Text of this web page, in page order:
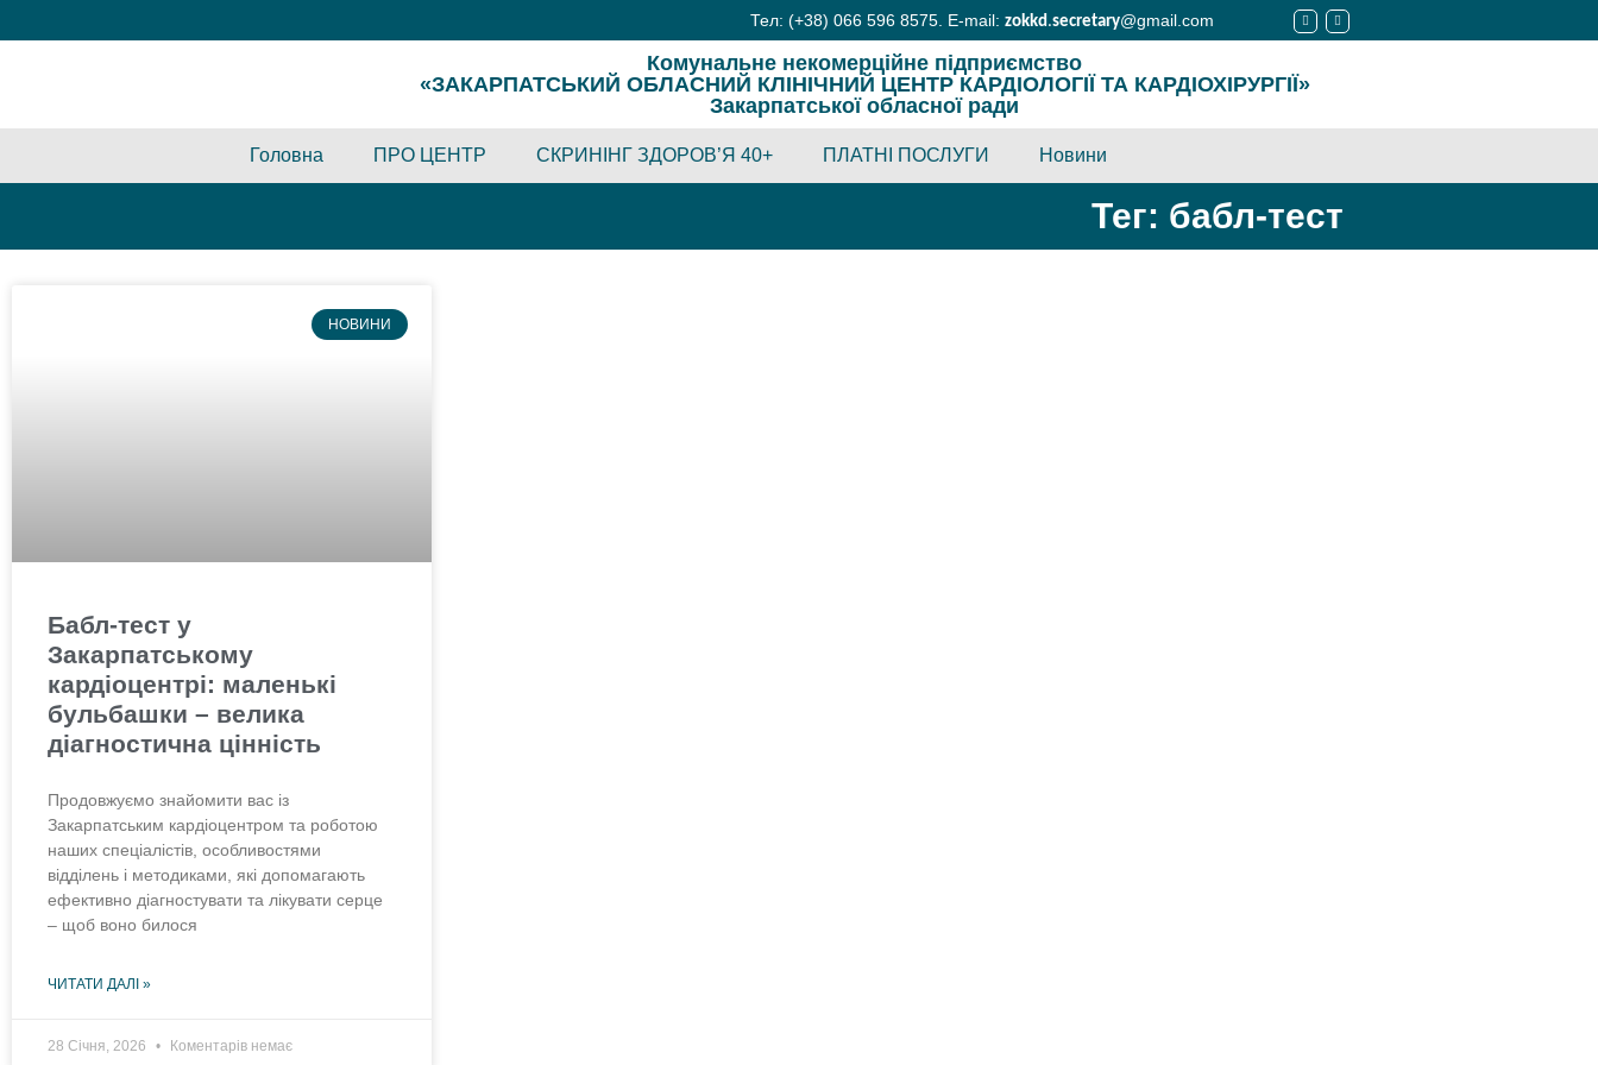
Тел: (+38) 066 596 8575. E-mail: zokkd.secretary@gmail.com
Комунальне некомерційне підприємство
«ЗАКАРПАТСЬКИЙ ОБЛАСНИЙ КЛІНІЧНИЙ ЦЕНТР КАРДІОЛОГІЇ ТА КАРДІОХІРУРГІЇ»
Закарпатської обласної ради
Головна ПРО ЦЕНТР СКРИНІНГ ЗДОРОВ’Я 40+ ПЛАТНІ ПОСЛУГИ Новини
Тег: бабл-тест
НОВИНИ
Бабл-тест у
Закарпатському
кардіоцентрі: маленькі
бульбашки – велика
діагностична цінність
Продовжуємо знайомити вас із
Закарпатським кардіоцентром та роботою
наших спеціалістів, особливостями
відділень і методиками, які допомагають
ефективно діагностувати та лікувати серце
– щоб воно билося
ЧИТАТИ ДАЛІ »
28 Січня, 2026 Коментарів немає